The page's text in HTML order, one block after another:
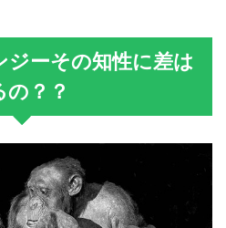
ーその知性に差は
の？？